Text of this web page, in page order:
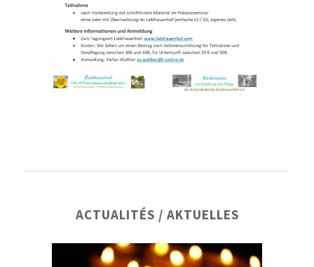
principale
ACTUALITÉS / AKTUELLES